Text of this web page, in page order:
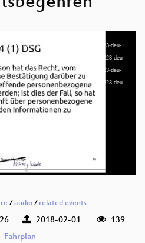
or source(s) not found
privacyweek/2017/h264-hd/pw17-223-deu-
privacyweek/2017/webm-hd/pw17-223-deu-
privacyweek/2017/h264-sd/pw17-223-deu-
privacyweek/2017/webm-sd/pw17-223-deu-
sd.webm
deu 1080p (mp4)
deu 1080p (webm)
/ audio / related events
2018-02-01
139
Fahrplan